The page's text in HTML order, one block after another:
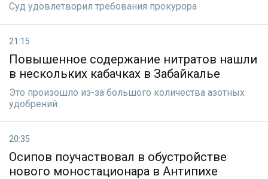
Суд удовлетворил требования прокурора
21:15
Повышенное содержание нитратов нашли
в нескольких кабачках в Забайкалье
Это произошло из-за большого количества азотных
удобрений
20:35
Осипов поучаствовал в обустройстве
нового моностационара в Антипихе